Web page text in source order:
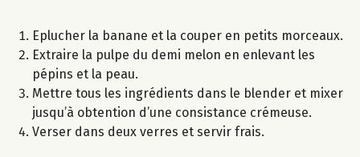
Eplucher la banane et la couper en petits morceaux.
Extraire la pulpe du demi melon en enlevant les
pépins et la peau.
Mettre tous les ingrédients dans le blender et mixer
jusqu’à obtention d’une consistance crémeuse.
Verser dans deux verres et servir frais.